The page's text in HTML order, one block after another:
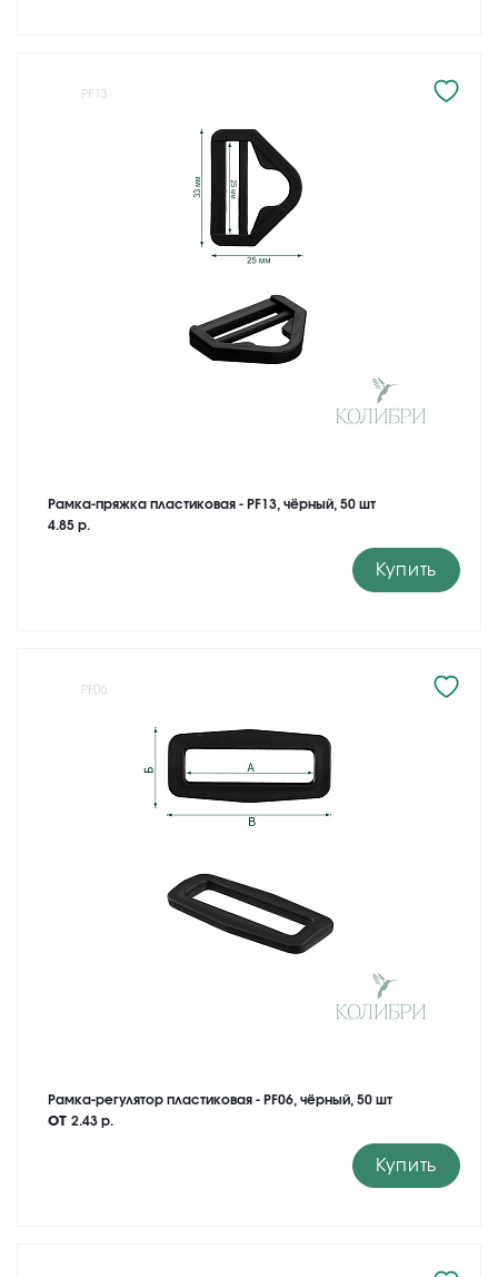
Рамка-пряжка пластиковая - PF13, чёрный, 50 шт
4.85 р.
Купить
Рамка-регулятор пластиковая - PF06, чёрный, 50 шт
от 2.43 р.
Купить